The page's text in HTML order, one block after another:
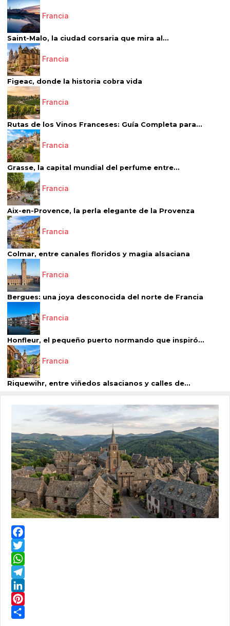
Francia
Saint-Malo, la ciudad corsaria que mira al...
Francia
Figeac, donde la historia cobra vida
Francia
Rutas de los Vinos Franceses: Guía Completa para...
Francia
Grasse, la capital mundial del perfume entre...
Francia
Aix-en-Provence, la perla elegante de la Provenza
Francia
Colmar, entre canales floridos y magia alsaciana
Francia
Bergues: una joya desconocida del norte de Francia
Francia
Honfleur, el pequeño puerto normando que inspiró...
Francia
Riquewihr, entre viñedos alsacianos y calles de...
Facebook
Twitter
WhatsApp
Telegram
LinkedIn
Pinterest